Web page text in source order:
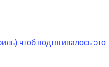
чтоб подтягивалось это